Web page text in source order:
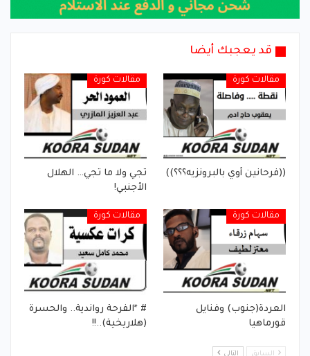
قد يعجبك أيضا
مقالات كورة
((فرحانين أوي بالبرونزيه؟؟؟))
مقالات كورة
تجي ولا ما تجي… الهلال
الأجنبي!
مقالات كورة
العردة(جنوب) وفنايل
قورماهيا
مقالات كورة
# *الفرحة رواندية.. والحسرة
(هلاريخية)..!!
السابق التالي